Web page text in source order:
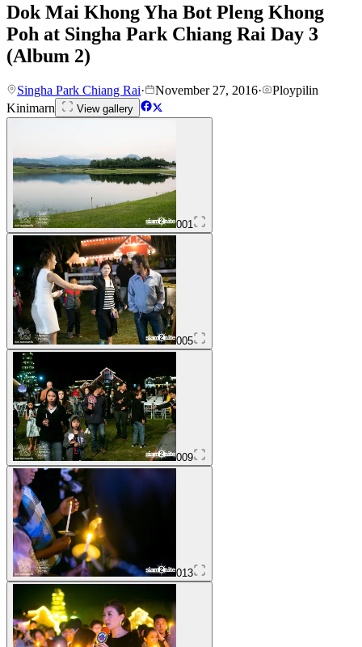
Dok Mai Khong Yha Bot Pleng Khong
Poh at Singha Park Chiang Rai Day 3
(Album 2)
Singha Park Chiang Rai· November 27, 2016·
Ploypilin
Kinimarn
View gallery
001
005
009
013